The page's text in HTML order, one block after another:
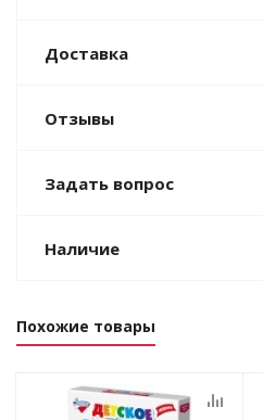
Доставка
Отзывы
Задать вопрос
Наличие
Похожие товары